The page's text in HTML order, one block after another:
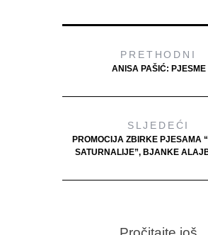
PRETHODNI
ANISA PAŠIĆ: PJESME
SLJEDEĆI
PROMOCIJA ZBIRKE PJESAMA
SATURNALIJE”, BJANKE